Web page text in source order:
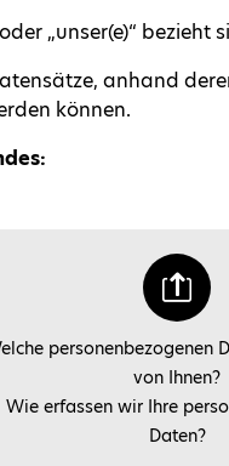
„unser(e)“ bezieht
anhand
können.
personenbezogenen
von Ihnen?
Wie erfassen wir Ihre
Daten?